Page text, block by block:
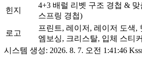
힌지
4+3 배럴 리벳 구조 경첩 &
스프링 경첩)
로고
프린트, 레이저, 레이저 도색,
엠보싱, 크리스탈, 입체 스티커
시스템 생성: 2026. 8. 7. 오전 1:41:46